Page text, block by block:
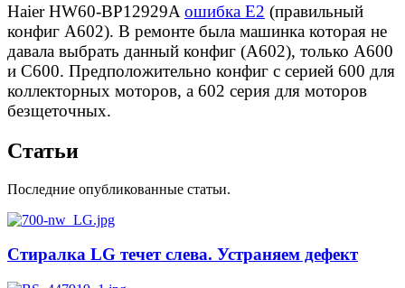
Haier HW60-BP12929A ошибка E2 (правильный
конфиг A602). В ремонте была машинка которая не
давала выбрать данный конфиг (А602), только А600
и С600. Предположительно конфиг с серией 600 для
коллекторных моторов, а 602 серия для моторов
безщеточных.
Статьи
Последние опубликованные статьи.
Стиралка LG течет слева. Устраняем дефект